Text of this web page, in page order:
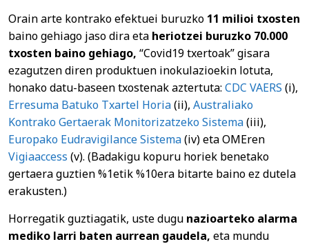
Orain arte kontrako efektuei buruzko 11 milioi txosten
baino gehiago jaso dira eta heriotzei buruzko 70.000
txosten baino gehiago, “Covid19 txertoak” gisara
ezagutzen diren produktuen inokulazioekin lotuta,
honako datu-baseen txostenak aztertuta: CDC VAERS (i),
Erresuma Batuko Txartel Horia(ii), Australiako
Kontrako Gertaerak Monitorizatzeko Sistema(iii),
Europako Eudravigilance Sistema(iv) eta OMEren
Vigiaaccess (v). (Badakigu kopuru horiek benetako
gertaera guztien %1etik %10era bitarte baino ez dutela
erakusten.)
Horregatik guztiagatik, uste dugu nazioarteko alarma
mediko larri baten aurrean gaudela, eta mundu